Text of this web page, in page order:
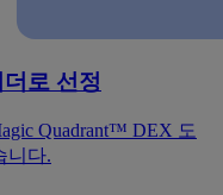
로 선정
Quadrant™ DEX 도
니다.